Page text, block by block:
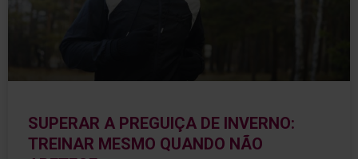
SUPERAR A PREGUIÇA DE INVERNO:
TREINAR MESMO QUANDO NÃO